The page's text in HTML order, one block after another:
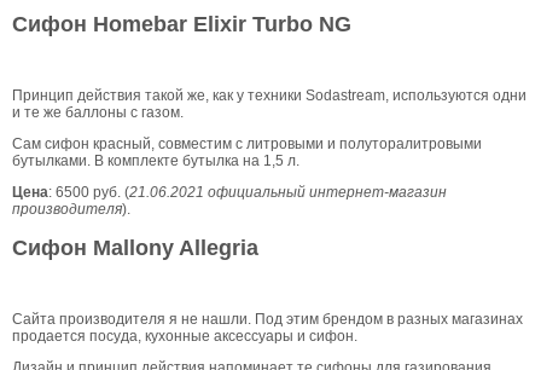
Сифон Homebar Elixir Turbo NG
Принцип действия такой же, как у техники Sodastream, используются одни
и те же баллоны с газом.
Сам сифон красный, совместим с литровыми и полуторалитровыми
бутылками. В комплекте бутылка на 1,5 л.
Цена: 6500 руб. (21.06.2021 официальный интернет-магазин
производителя).
Сифон Mallony Allegria
Сайта производителя я не нашли. Под этим брендом в разных магазинах
продается посуда, кухонные аксессуары и сифон.